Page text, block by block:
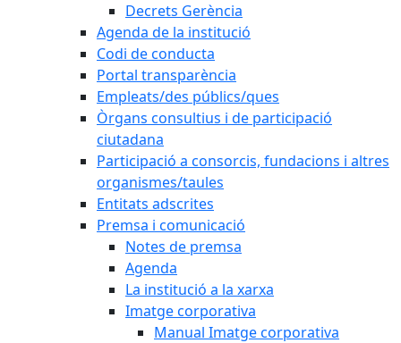
Decrets Gerència
Agenda de la institució
Codi de conducta
Portal transparència
Empleats/des públics/ques
Òrgans consultius i de participació
ciutadana
Participació a consorcis, fundacions i altres
organismes/taules
Entitats adscrites
Premsa i comunicació
Notes de premsa
Agenda
La institució a la xarxa
Imatge corporativa
Manual Imatge corporativa